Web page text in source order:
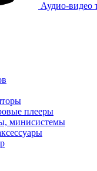
Аудио-видео
плееры
минисистемы